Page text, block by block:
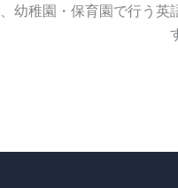
幼稚園・保育園で行う英